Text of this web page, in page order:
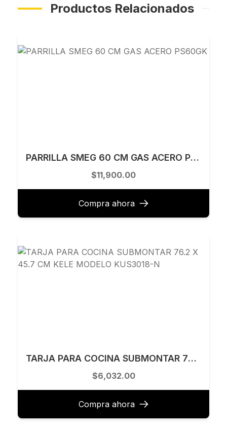
Productos Relacionados
PARRILLA SMEG 60 CM GAS ACERO PS60GK
$11,900.00
Compra ahora
TARJA PARA COCINA SUBMONTAR 76.2 X 45.7 CM KELE MODELO KUS3018-N
$6,032.00
Compra ahora